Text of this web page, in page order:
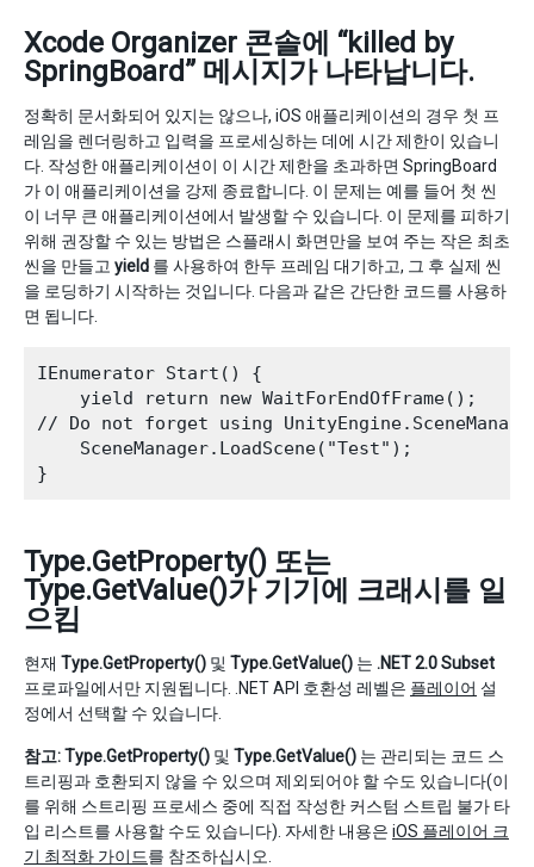
Xcode Organizer 콘솔에 “killed by
SpringBoard” 메시지가 나타납니다.
정확히 문서화되어 있지는 않으나, iOS 애플리케이션의 경우 첫 프
레임을 렌더링하고 입력을 프로세싱하는 데에 시간 제한이 있습니
다. 작성한 애플리케이션이 이 시간 제한을 초과하면 SpringBoard
가 이 애플리케이션을 강제 종료합니다. 이 문제는 예를 들어 첫 씬
이 너무 큰 애플리케이션에서 발생할 수 있습니다. 이 문제를 피하기
위해 권장할 수 있는 방법은 스플래시 화면만을 보여 주는 작은 최초
씬을 만들고 yield 를 사용하여 한두 프레임 대기하고, 그 후 실제 씬
을 로딩하기 시작하는 것입니다. 다음과 같은 간단한 코드를 사용하
면 됩니다.
IEnumerator Start() {
    yield return new WaitForEndOfFrame();
// Do not forget using
    SceneManager.LoadScene("Test");
Type.GetProperty() 또는
Type.GetValue()가 기기에 크래시를 일
으킴
현재 Type.GetProperty() 및 Type.GetValue() 는 .NET 2.0 Subset
프로파일에서만 지원됩니다. .NET API 호환성 레벨은 플레이어 설
정에서 선택할 수 있습니다.
참고:Type.GetProperty() 및 Type.GetValue() 는 관리되는 코드 스
트리핑과 호환되지 않을 수 있으며 제외되어야 할 수도 있습니다(이
를 위해 스트리핑 프로세스 중에 직접 작성한 커스텀 스트립 불가 타
입 리스트를 사용할 수도 있습니다). 자세한 내용은 iOS 플레이어 크
기 최적화 가이드를 참조하십시오.